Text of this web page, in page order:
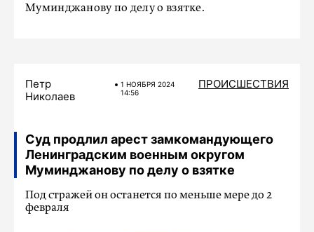
Муминджанову по делу о взятке.
Петр
Николаев
1 НОЯБРЯ 2024
14:56
ПРОИСШЕСТВИЯ
Суд продлил арест замкомандующего
Ленинградским военным округом
Муминджанову по делу о взятке
Под стражей он останется по меньше мере до 2
февраля